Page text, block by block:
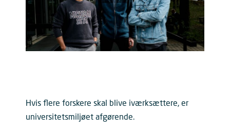
Hvis flere forskere skal blive iværksættere, er
universitetsmiljøet afgørende.